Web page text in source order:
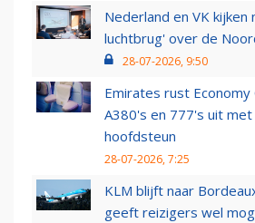
Nederland en VK kijken
luchtbrug' over de
28-07-2026, 9:50
Emirates rust Economy
A380's en 777's uit met
hoofdsteun
28-07-2026, 7:25
KLM blijft naar
geeft reizigers wel